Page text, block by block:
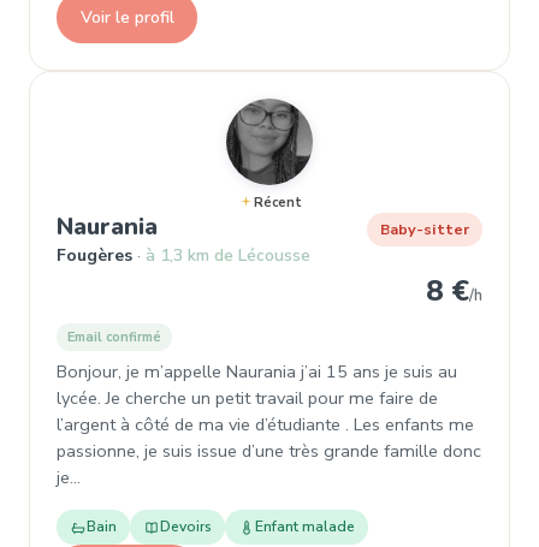
Voir le profil
Récent
Naurania , Baby-sitter à Fougères
Fougères à 1,3 km de Lécousse
Baby-sitter
8 €/h
Email confirmé
Bonjour, je m’appelle Naurania j’ai 15 ans je suis au
lycée. Je cherche un petit travail pour me faire de
l’argent à côté de ma vie d’étudiante . Les enfants me
passionne, je suis issue d’une très grande famille donc
je…
Bain Devoirs Enfant malade